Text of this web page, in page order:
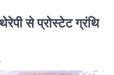
से प्रोस्टेट ग्रंथि